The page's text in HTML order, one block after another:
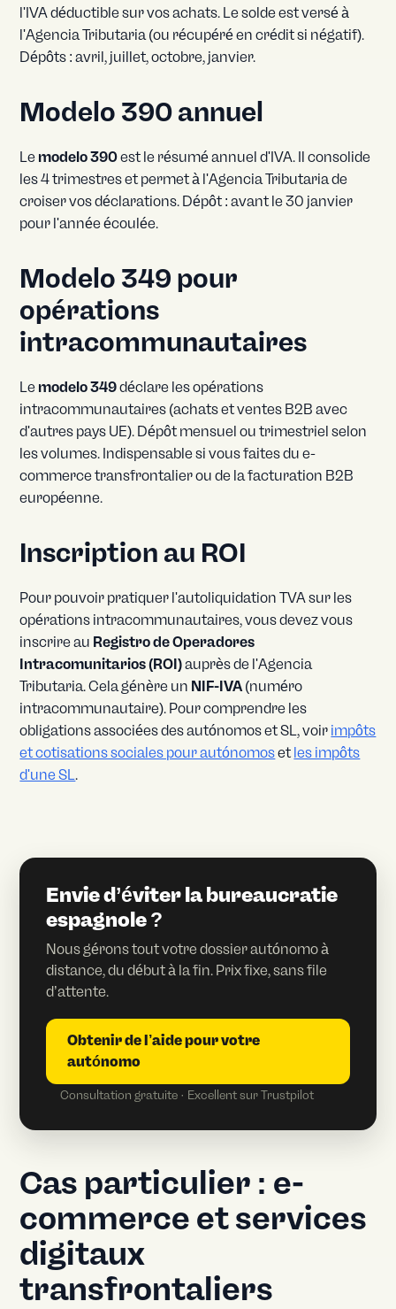
l'IVA déductible sur vos achats. Le solde est versé à
l'Agencia Tributaria (ou récupéré en crédit si négatif).
Dépôts : avril, juillet, octobre, janvier.
Modelo 390 annuel
Le modelo 390est le résumé annuel d'IVA. Il consolide
les 4 trimestres et permet à l'Agencia Tributaria de
croiser vos déclarations. Dépôt : avant le 30 janvier
pour l'année écoulée.
Modelo 349 pour
opérations
intracommunautaires
Le modelo 349déclare les opérations
intracommunautaires (achats et ventes B2B avec
d'autres pays UE). Dépôt mensuel ou trimestriel selon
les volumes. Indispensable si vous faites du e-
commerce transfrontalier ou de la facturation B2B
européenne.
Inscription au ROI
Pour pouvoir pratiquer l'autoliquidation TVA sur les
opérations intracommunautaires, vous devez vous
inscrire au Registro de Operadores
Intracomunitarios (ROI)auprès de l'Agencia
Tributaria. Cela génère un NIF-IVA(numéro
intracommunautaire). Pour comprendre les
obligations associées des autónomos et SL, voir impôts
et cotisations sociales pour autónomoset les impôts
d'une SL.
Envie d’éviter la bureaucratie
espagnole ?
Nous gérons tout votre dossier autónomo à
distance, du début à la fin. Prix fixe, sans file
d’attente.
Obtenir de l’aide pour votre
autónomo
Consultation gratuite · Excellent sur Trustpilot
Cas particulier : e-
commerce et services
digitaux
transfrontaliers